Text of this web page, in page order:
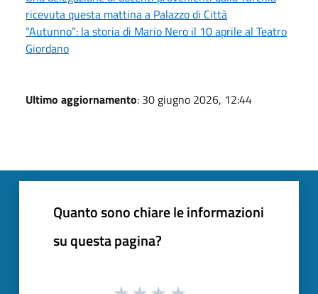
ricevuta questa mattina a Palazzo di Città
“Autunno”: la storia di Mario Nero il 10 aprile al Teatro
Giordano
Ultimo aggiornamento: 30 giugno 2026, 12:44
Quanto sono chiare le informazioni
su questa pagina?